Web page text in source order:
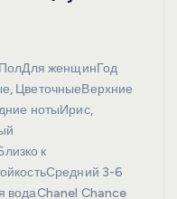
женщинГод
ЦветочныеВерхние
нотыИрис,
к
3-6
водаChanel Chance